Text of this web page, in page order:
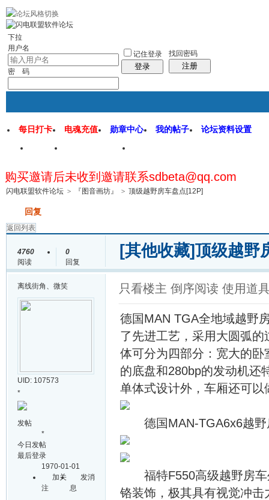
下拉
用户名
密 码
记住登录
登录
找回密码
注册
首页 闪电联盟论坛
每日打卡 电魂充值 勋章中心 我的帖子 论坛资料设置
购买邀请后未收到邀请联系sdbeta@qq.com
闪电联盟软件论坛 > 『图音画坊』 > 顶级越野房车盘点[12P]
回复
返回列表
4760
阅读
0
回复
[其他收藏]顶级越野
离线街角、微笑
UID: 107573
*
发帖
*
今日发帖
最后登录
1970-01-01
加关
注
发消
息
只看楼主 倒序阅读 使用道
德国MAN TGA全地域越野
了先进工艺，采用大圆弧
体可分为四部分：宽大的
的底盘和280bp的发动机还
单体式设计外，车厢还可
德国MAN-TGA6x6越野
福特F550高级越野房车
铬装饰，极其具有视觉冲